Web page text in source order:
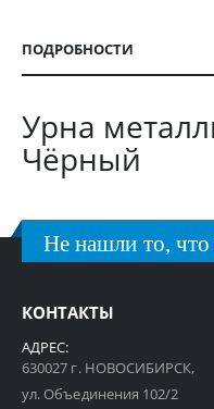
ПОДРОБНОСТИ
Урна
Чёрный
Не нашли то, что
КОНТАКТЫ
АДРЕС:
630027 г. НОВОСИБИРСК,
ул. Объединения 102/2